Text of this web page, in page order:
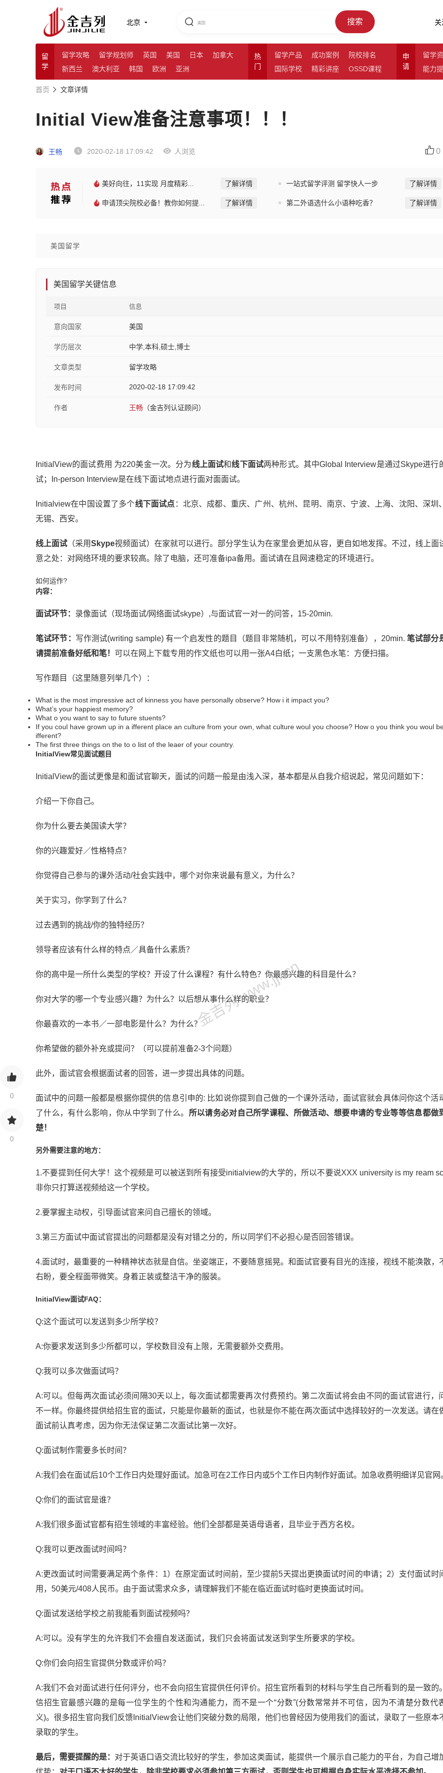
北京 搜索
留
学
留学攻略 留学规划师 英国 美国 日本
加拿大
新西兰
澳大利亚 韩国 欧洲 亚洲
热
门
留学产品 成功案例
院校排名
国际学校
精彩讲座 OSSD课程
申
请
留学
能力
0
0
首页 文章详情
Initial View准备注意事项！！！
王畅 2020-02-18 17:09:42 人浏览 0
美好向往，11实现 月度精彩... 了解详情 一站式留学评测 留学快人一步 了解详情
申请顶尖院校必备！教你如何提... 了解详情 第二外语选什么小语种吃香？ 了解详情
美国留学
美国留学关键信息
项目 信息
意向国家 美国
学历层次 中学,本科,硕士,博士
文章类型 留学攻略
发布时间 2020-02-18 17:09:42
作者 王畅 （金吉列认证顾问）
InitialView的面试费用 为220美金一次。分为线上面试和线下面试两种形式。其中Global Interview是通过Skype进行
试；In-person Interview是在线下面试地点进行面对面面试。
Initialview在中国设置了多个线下面试点 ：北京、成都、重庆、广州、杭州、昆明、南京、宁波、上海、沈阳、深圳
无锡、西安。
线上面试 （采用Skype视频面试）在家就可以进行。部分学生认为在家里会更加从容，更自如地发挥。不过，线上面
意之处：对网络环境的要求较高。除了电脑，还可准备ipa备用。面试请在且网速稳定的环境进行。
如何运作?
内容：
面试环节： 录像面试（现场面试/网络面试skype）,与面试官一对一的问答，15-20min.
笔试环节： 写作测试(writing sample) 有一个启发性的题目（题目非常随机，可以不用特别准备），20min. 笔试部分
请提前准备好纸和笔！ 可以在网上下载专用的作文纸也可以用一张A4白纸；一支黑色水笔：方便扫描。
写作题目（这里随意列举几个）：
What is the most impressive act of kinness you have personally observe? How i it impact you?
What’s your happiest memory?
What o you want to say to future stuents?
If you coul have grown up in a ifferent place an culture from your own, what culture woul you choose? How o you think you woul
ifferent?
The first three things on the to o list of the leaer of your country.
InitialView常见面试题目
InitialView的面试更像是和面试官聊天，面试的问题一般是由浅入深，基本都是从自我介绍说起，常见问题如下：
介绍一下你自己。
你为什么要去美国读大学？
你的兴趣爱好／性格特点？
你觉得自己参与的课外活动/社会实践中，哪个对你来说最有意义，为什么？
关于实习，你学到了什么？
过去遇到的挑战/你的独特经历？
领导者应该有什么样的特点／具备什么素质？
你的高中是一所什么类型的学校？开设了什么课程？有什么特色？你最感兴趣的科目是什么？
你对大学的哪一个专业感兴趣？为什么？以后想从事什么样的职业？
你最喜欢的一本书／一部电影是什么？为什么？
你希望做的额外补充或提问？（可以提前准备2-3个问题）
此外，面试官会根据面试者的回答，进一步提出具体的问题。
面试中的问题一般都是根据你提供的信息引申的: 比如说你提到自己做的一个课外活动，面试官就会具体问你这个活
了什么，有什么影响，你从中学到了什么。 所以请务必对自己所学课程、所做活动、想要申请的专业等等信息都做
楚！
另外需要注意的地方：
1.不要提到任何大学！这个视频是可以被送到所有接受initialview的大学的，所以不要说XXX university is my ream
非你只打算送视频给这一个学校。
2.要掌握主动权，引导面试官来问自己擅长的领域。
3.第三方面试中面试官提出的问题都是没有对错之分的，所以同学们不必担心是否回答错误。
4.面试时，最重要的一种精神状态就是自信。坐姿端正，不要随意摇晃。和面试官要有目光的连接，视线不能涣散，
右盼，要全程面带微笑。身着正装或整洁干净的服装。
InitialView面试FAQ：
Q:这个面试可以发送到多少所学校？
A:你要求发送到多少所都可以，学校数目没有上限，无需要额外交费用。
Q:我可以多次做面试吗？
A:可以。但每两次面试必须间隔30天以上，每次面试都需要再次付费预约。第二次面试将会由不同的面试官进行，
不一样。你最终提供给招生官的面试，只能是你最新的面试，也就是你不能在两次面试中选择较好的一次发送。请在
面试前认真考虑，因为你无法保证第二次面试比第一次好。
Q:面试制作需要多长时间？
A:我们会在面试后10个工作日内处理好面试。加急可在2工作日内或5个工作日内制作好面试。加急收费明细详见官网
Q:你们的面试官是谁？
A:我们很多面试官都有招生领域的丰富经验。他们全部都是英语母语者，且毕业于西方名校。
Q:我可以更改面试时间吗？
A:更改面试时间需要满足两个条件：1）在原定面试时间前，至少提前5天提出更换面试时间的申请；2）支付面试时
用，50美元/408人民币。由于面试需求众多，请理解我们不能在临近面试时临时更换面试时间。
Q:面试发送给学校之前我能看到面试视频吗？
A:可以。没有学生的允许我们不会擅自发送面试，我们只会将面试发送到学生所要求的学校。
Q:你们会向招生官提供分数或评价吗？
A:我们不会对面试进行任何评分，也不会向招生官提供任何评价。招生官所看到的材料与学生自己所看到的是一致的
信招生官最感兴趣的是每一位学生的个性和沟通能力，而不是一个“分数”(分数常常并不可信，因为不清楚分数代
义)。很多招生官向我们反馈InitialView会让他们突破分数的局限，他们也曾经因为使用我们的面试，录取了一些原本
录取的学生。
最后，需要提醒的是： 对于英语口语交流比较好的学生，参加这类面试，能提供一个展示自己能力的平台，为自己增
金吉列 www.jjl.cn